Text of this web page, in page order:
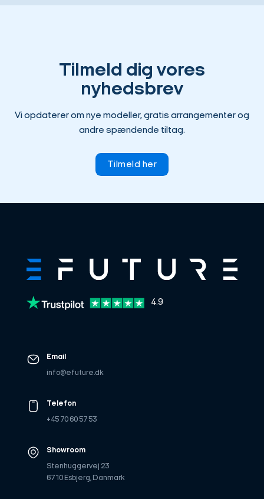
Tilmeld dig vores
nyhedsbrev
Vi opdaterer om nye modeller, gratis arrangementer og
andre spændende tiltag.
Tilmeld her
4.9
Email
info@efuture.dk
Telefon
+45 70 60 57 53
Showroom
Stenhuggervej 23
6710 Esbjerg, Danmark